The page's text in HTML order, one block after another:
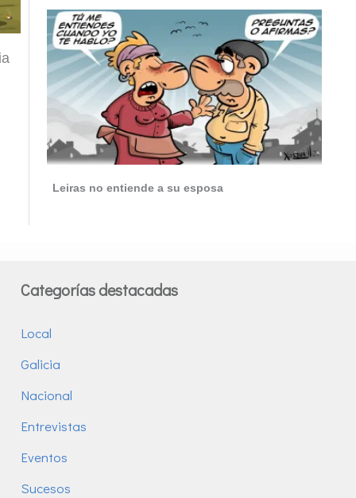
Leiras no entiende a su esposa
Categorías destacadas
Local
Galicia
Nacional
Entrevistas
Eventos
Sucesos